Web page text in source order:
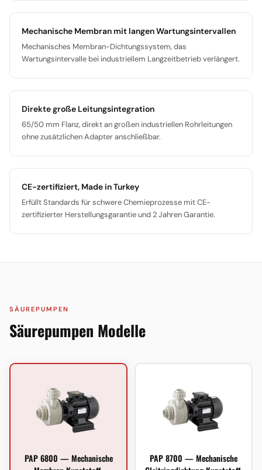
Mechanische Membran mit langen Wartungsintervallen
Mechanisches Membran-Dichtungssystem, das
Wartungsintervalle bei industriellem Langzeitbetrieb verlängert.
Direkte große Leitungsintegration
65/50 mm Flanz, direkt an großen industriellen Rohrleitungen
ohne zusätzlichen Adapter anschließbar.
CE-zertifiziert, Made in Turkey
Erfüllt Standards für schwere Chemieprozesse mit CE-
zertifizierter Herstellungsgarantie und 2 Jahren Garantie.
SÄUREPUMPEN
Säurepumpen Modelle
PAP 6800 — Mechanische
PAP 8700 — Mechanische